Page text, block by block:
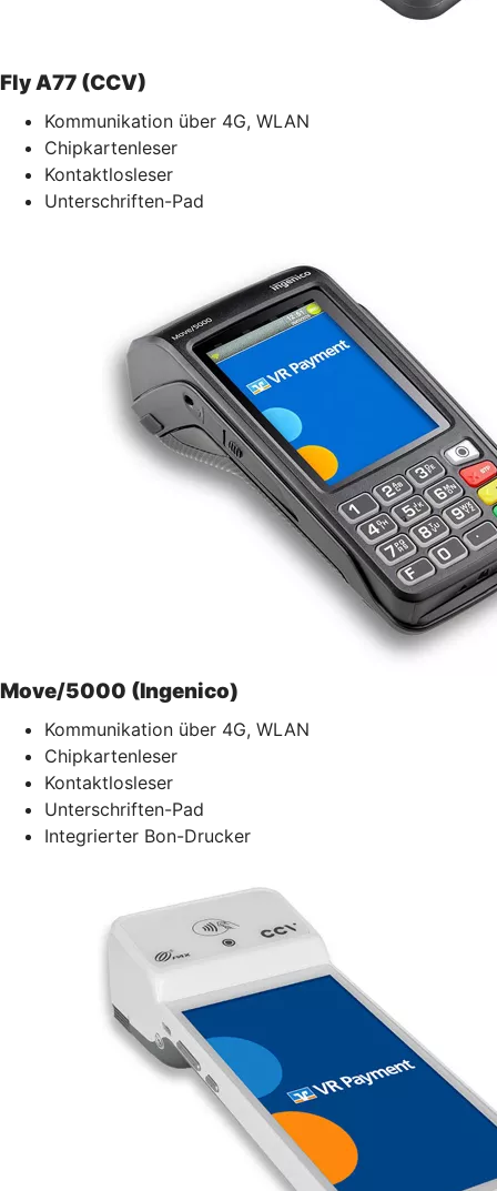
Fly A77 (CCV)
Kommunikation über 4G, WLAN
Chipkartenleser
Kontaktlosleser
Unterschriften-Pad
Move/5000 (Ingenico)
Kommunikation über 4G, WLAN
Chipkartenleser
Kontaktlosleser
Unterschriften-Pad
Integrierter Bon-Drucker